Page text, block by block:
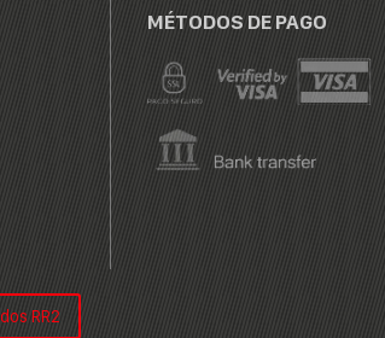
MÉTODOS DE PAGO
RR2